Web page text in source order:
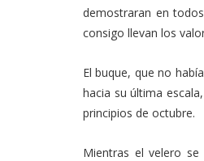
demostraran en
consigo llevan los
El buque, que no
hacia su última
principios de octubre.
Mientras el velero